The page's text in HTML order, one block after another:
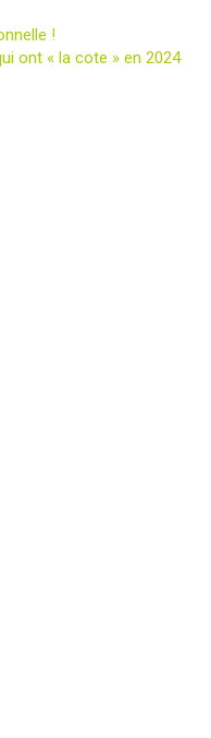
!
ont « la cote » en 2024